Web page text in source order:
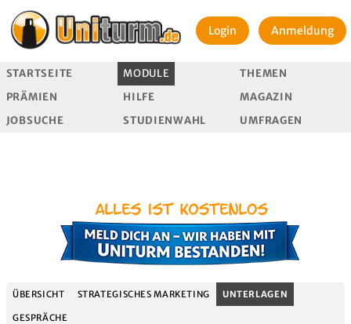
Login Anmeldung
STARTSEITE MODULE
THEMEN
PRÄMIEN
HILFE
MAGAZIN
JOBSUCHE
STUDIENWAHL UMFRAGEN
ÜBERSICHT STRATEGISCHES MARKETING UNTERLAGEN
GESPRÄCHE